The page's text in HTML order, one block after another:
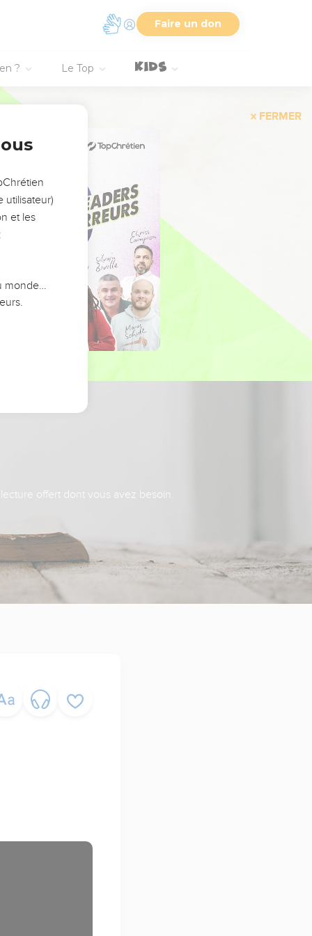
Faire un don
? Le Top
FERMER
offert dont vous avez besoin.
utilisateur)
et les
monde…